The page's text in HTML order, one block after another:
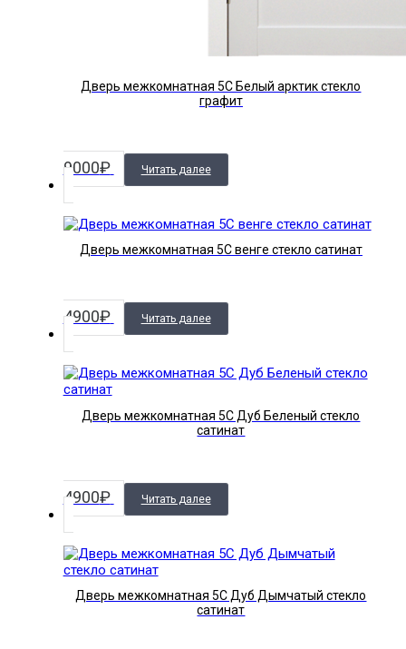
Дверь межкомнатная 5С Белый арктик стекло
графит
9000₽ Читать далее
Дверь межкомнатная 5С венге стекло сатинат
4900₽ Читать далее
Дверь межкомнатная 5С Дуб Беленый стекло
сатинат
4900₽ Читать далее
Дверь межкомнатная 5С Дуб Дымчатый стекло
сатинат